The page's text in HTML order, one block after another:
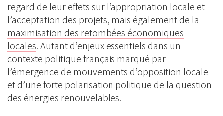
regard de leur effets sur l’appropriation locale et
l’acceptation des projets, mais également de la
maximisation des retombées économiques
locales. Autant d’enjeux essentiels dans un
contexte politique français marqué par
l’émergence de mouvements d’opposition locale
et d’une forte polarisation politique de la question
des énergies renouvelables.